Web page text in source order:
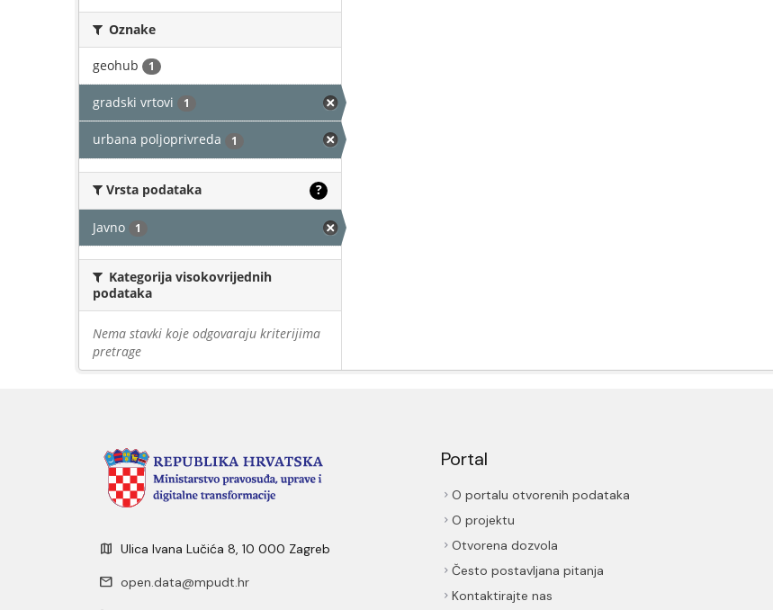
Oznake
geohub 1
gradski vrtovi 1
urbana poljoprivreda 1
Vrsta podataka ?
Javno 1
Kategorija visokovrijednih
podataka
Nema stavki koje odgovaraju kriterijima
pretrage